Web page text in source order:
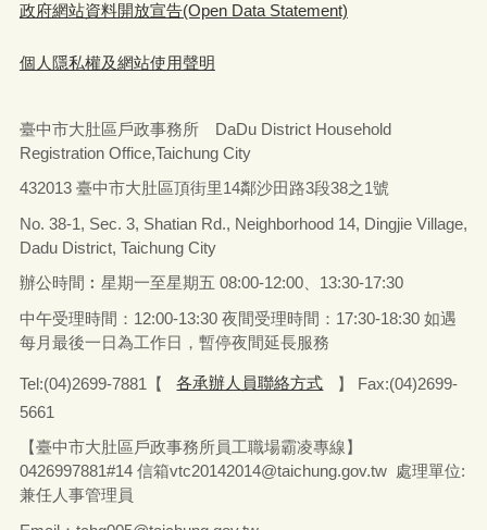
政府網站資料開放宣告(Open Data Statement)
個人隱私權及網站使用聲明
臺中市大肚區戶政事務所 DaDu District Household
Registration Office,Taichung City
432013 臺中市大肚區頂街里14鄰沙田路3段38之1號
No. 38-1, Sec. 3, Shatian Rd., Neighborhood 14, Dingjie Village,
Dadu District, Taichung City
辦公時間︰星期一至星期五 08:00-12:00、13:30-17:30
中午受理時間：12:00-13:30 夜間受理時間：17:30-18:30 如遇
每月最後一日為工作日，暫停夜間延長服務
Tel:(04)2699-7881【 各承辦人員聯絡方式
】 Fax:(04)2699-
5661
【臺中市大肚區戶政事務所員工職場霸凌專線】
0426997881#14 信箱vtc20142014@taichung.gov.tw 處理單位:
兼任人事管理員